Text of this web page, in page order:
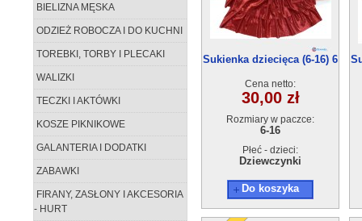
BIELIZNA MĘSKA
ODZIEŻ ROBOCZA I DO KUCHNI
TOREBKI, TORBY I PLECAKI
WALIZKI
TECZKI I AKTÓWKI
KOSZE PIKNIKOWE
GALANTERIA I DODATKI
ZABAWKI
FIRANY, ZASŁONY I AKCESORIA
- HURT
Sukienka dziecięca (6-16) 6
Cena netto:
30,00 zł
Rozmiary w paczce:
6-16
Płeć - dzieci:
Dziewczynki
Do koszyka